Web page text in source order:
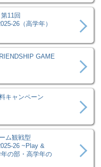
11回
26（高学年）
GAME
キャンペーン
ム観戦型
26 ~Play &
の部・高学年の